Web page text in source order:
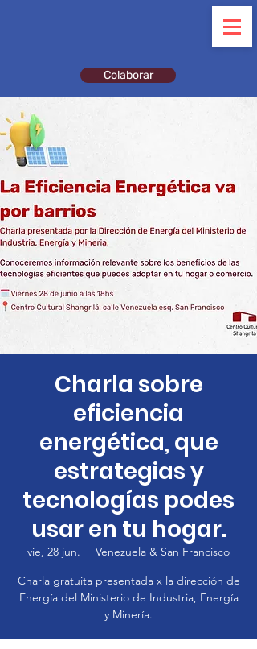
Colaborar
Charla sobre
eficiencia
energética, que
estrategias y
tecnologías podes
usar en tu hogar.
vie, 28 jun.
  |
Venezuela & San Francisco
Charla gratuita presentada x la dirección de
Energía del Ministerio de Industria, Energía
y Minería.